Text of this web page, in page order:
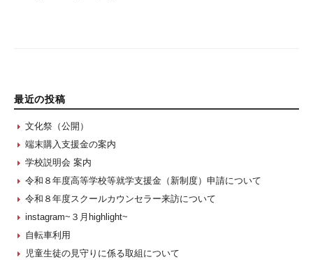
最近の投稿
文化祭（公開）
端末購入支援金の案内
学校説明会 案内
令和８年度高等学校等就学支援金（新制度）申請について
令和８年度スクールカウンセラー来訪について
instagram~３月highlight~
自転車利用
児童生徒の見守りに係る取組について